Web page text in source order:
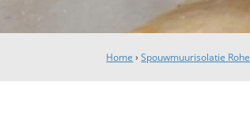
Home ›Spouwmuurisolatie